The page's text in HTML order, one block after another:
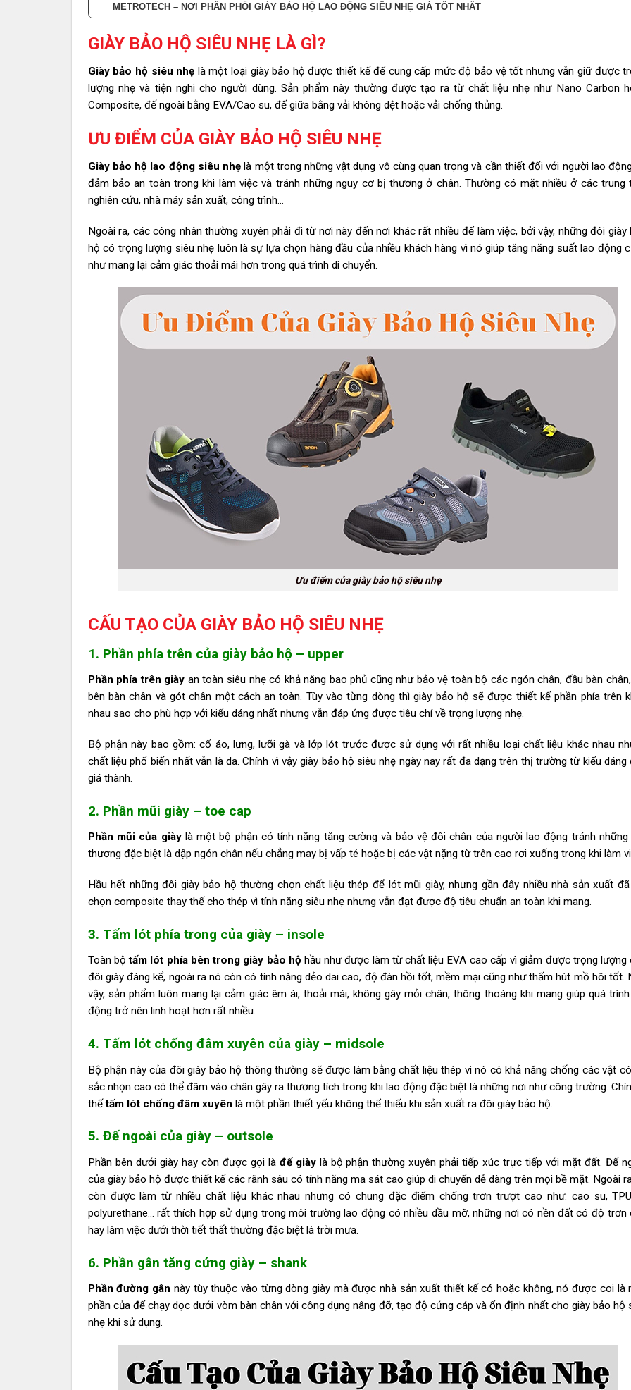
METROTECH – NƠI PHÂN PHỐI GIÀY BẢO HỘ LAO ĐỘNG SIÊU NHẸ GIÁ TỐT NHẤT
GIÀY BẢO HỘ SIÊU NHẸ LÀ GÌ?
Giày bảo hộ siêu nhẹ là một loại giày bảo hộ được thiết kế để cung cấp mức độ bảo vệ tốt nhưng vẫn giữ được
lượng nhẹ và tiện nghi cho người dùng. Sản phẩm này thường được tạo ra từ chất liệu nhẹ như Nano Carbon
Composite, đế ngoài bằng EVA/Cao su, đế giữa bằng vải không dệt hoặc vải chống thủng.
ƯU ĐIỂM CỦA GIÀY BẢO HỘ SIÊU NHẸ
Giày bảo hộ lao động siêu nhẹ là một trong những vật dụng vô cùng quan trọng và cần thiết đối với người lao
đảm bảo an toàn trong khi làm việc và tránh những nguy cơ bị thương ở chân. Thường có mặt nhiều ở các trung
nghiên cứu, nhà máy sản xuất, công trình…
Ngoài ra, các công nhân thường xuyên phải đi từ nơi này đến nơi khác rất nhiều để làm việc, bởi vậy, những đôi giày
hộ có trọng lượng siêu nhẹ luôn là sự lựa chọn hàng đầu của nhiều khách hàng vì nó giúp tăng năng suất lao động
như mang lại cảm giác thoải mái hơn trong quá trình di chuyển.
Ưu điểm của giày bảo hộ siêu nhẹ
CẤU TẠO CỦA GIÀY BẢO HỘ SIÊU NHẸ
1. Phần phía trên của giày bảo hộ – upper
Phần phía trên giày an toàn siêu nhẹ có khả năng bao phủ cũng như bảo vệ toàn bộ các ngón chân, đầu bàn
bên bàn chân và gót chân một cách an toàn. Tùy vào từng dòng thì giày bảo hộ sẽ được thiết kế phần phía trên
nhau sao cho phù hợp với kiểu dáng nhất nhưng vẫn đáp ứng được tiêu chí về trọng lượng nhẹ.
Bộ phận này bao gồm: cổ áo, lưng, lưỡi gà và lớp lót trước được sử dụng với rất nhiều loại chất liệu khác nhau
chất liệu phổ biến nhất vẫn là da. Chính vì vậy giày bảo hộ siêu nhẹ ngày nay rất đa dạng trên thị trường từ kiểu dáng
giá thành.
2. Phần mũi giày – toe cap
Phần mũi của giàylà một bộ phận có tính năng tăng cường và bảo vệ đôi chân của người lao động tránh
thương đặc biệt là dập ngón chân nếu chẳng may bị vấp té hoặc bị các vật nặng từ trên cao rơi xuống trong khi làm
Hầu hết những đôi giày bảo hộ thường chọn chất liệu thép để lót mũi giày, nhưng gần đây nhiều nhà sản xuất
chọn composite thay thế cho thép vì tính năng siêu nhẹ nhưng vẫn đạt được độ tiêu chuẩn an toàn khi mang.
3. Tấm lót phía trong của giày – insole
Toàn bộ tấm lót phía bên trong giày bảo hộ hầu như được làm từ chất liệu EVA cao cấp vì giảm được trọng lượng
đôi giày đáng kể, ngoài ra nó còn có tính năng dẻo dai cao, độ đàn hồi tốt, mềm mại cũng như thấm hút mồ hôi tốt.
vậy, sản phẩm luôn mang lại cảm giác êm ái, thoải mái, không gây mỏi chân, thông thoáng khi mang giúp quá
động trở nên linh hoạt hơn rất nhiều.
4. Tấm lót chống đâm xuyên của giày – midsole
Bộ phận này của đôi giày bảo hộ thông thường sẽ được làm bằng chất liệu thép vì nó có khả năng chống các vật
sắc nhọn cao có thể đâm vào chân gây ra thương tích trong khi lao động đặc biệt là những nơi như công trường.
thếtấm lót chống đâm xuyên là một phần thiết yếu không thể thiếu khi sản xuất ra đôi giày bảo hộ.
5. Đế ngoài của giày – outsole
Phần bên dưới giày hay còn được gọi làđế giàylà bộ phận thường xuyên phải tiếp xúc trực tiếp với mặt đất. Đế
của giày bảo hộ được thiết kế các rãnh sâu có tính năng ma sát cao giúp di chuyển dễ dàng trên mọi bề mặt. Ngoài
còn được làm từ nhiều chất liệu khác nhau nhưng có chung đặc điểm chống trơn trượt cao như: cao su,
polyurethane… rất thích hợp sử dụng trong môi trường lao động có nhiều dầu mỡ, những nơi có nền đất có độ trơn
hay làm việc dưới thời tiết thất thường đặc biệt là trời mưa.
6. Phần gân tăng cứng giày – shank
Phần đường gân này tùy thuộc vào từng dòng giày mà được nhà sản xuất thiết kế có hoặc không, nó được coi là
phần của đế chạy dọc dưới vòm bàn chân với công dụng nâng đỡ, tạo độ cứng cáp và ổn định nhất cho giày bảo hộ
nhẹ khi sử dụng.